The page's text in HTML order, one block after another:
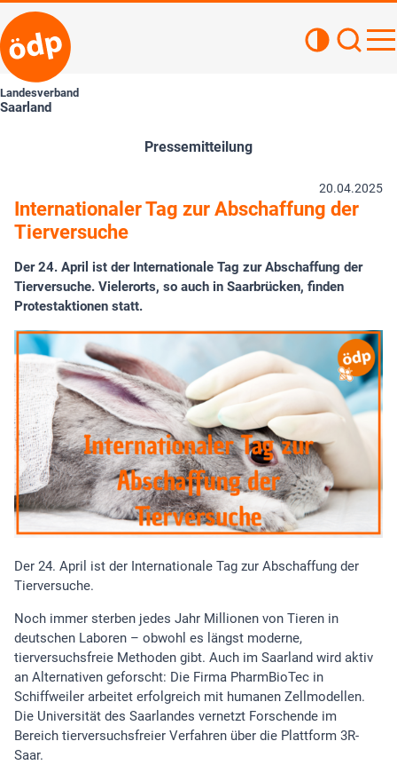
Landesverband
Saarland
Pressemitteilung
20.04.2025
Internationaler Tag zur Abschaffung der
Tierversuche
Der 24. April ist der Internationale Tag zur Abschaffung der
Tierversuche. Vielerorts, so auch in Saarbrücken, finden
Protestaktionen statt.
Der 24. April ist der Internationale Tag zur Abschaffung der
Tierversuche.
Noch immer sterben jedes Jahr Millionen von Tieren in
deutschen Laboren – obwohl es längst moderne,
tierversuchsfreie Methoden gibt. Auch im Saarland wird aktiv
an Alternativen geforscht: Die Firma PharmBioTec in
Schiffweiler arbeitet erfolgreich mit humanen Zellmodellen.
Die Universität des Saarlandes vernetzt Forschende im
Bereich tierversuchsfreier Verfahren über die Plattform 3R-
Saar.